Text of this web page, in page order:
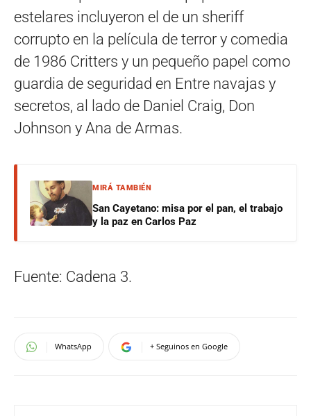
estelares incluyeron el de un sheriff
corrupto en la película de terror y comedia
de 1986 Critters y un pequeño papel como
guardia de seguridad en Entre navajas y
secretos, al lado de Daniel Craig, Don
Johnson y Ana de Armas.
MIRÁ TAMBIÉN
San Cayetano: misa por el pan, el trabajo
y la paz en Carlos Paz
Fuente: Cadena 3.
WhatsApp + Seguinos en Google